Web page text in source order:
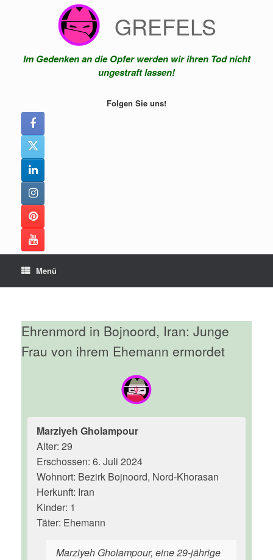
GREFELS
Im Gedenken an die Opfer werden wir ihren Tod nicht
ungestraft lassen!
Folgen Sie uns!
Menü
Ehrenmord in Bojnoord, Iran: Junge
Frau von ihrem Ehemann ermordet
Marziyeh Gholampour
Alter: 29
Erschossen: 6. Juli 2024
Wohnort: Bezirk Bojnoord, Nord-Khorasan
Herkunft: Iran
Kinder: 1
Täter: Ehemann
Marziyeh Gholampour, eine 29-jährige